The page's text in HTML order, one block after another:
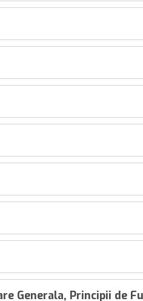
Generala, Principii de